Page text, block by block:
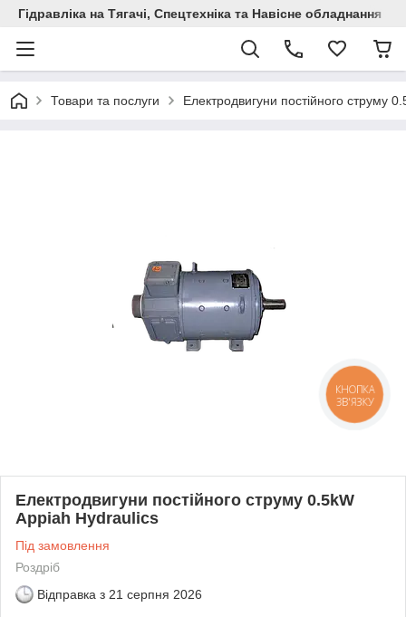
Гідравліка на Тягачі, Спецтехніка та Навісне обладнання
Товари та послуги Електродвигуни постійного струму
Електродвигуни постійного струму 0.5kW
Appiah Hydraulics
Під замовлення
Роздріб
Відправка з 21 серпня 2026
КНОПКА
ЗВ'ЯЗКУ